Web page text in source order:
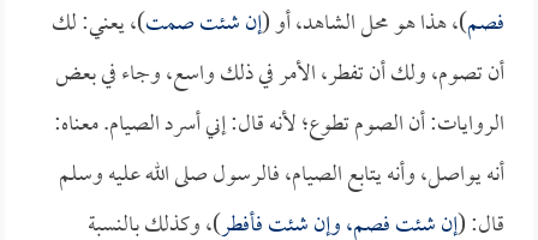
فصم)، هذا هو محل الشاهد، أو (إن شئت صمت)، يعني: لك
أن تصوم، ولك أن تفطر، الأمر في ذلك واسع، وجاء في بعض
الروايات: أن الصوم تطوع؛ لأنه قال: إني أسرد الصيام. معناه:
أنه يواصل، وأنه يتابع الصيام، فالرسول صلى الله عليه وسلم
قال: (إن شئت فصم، وإن شئت فأفطر)، وكذلك بالنسبة